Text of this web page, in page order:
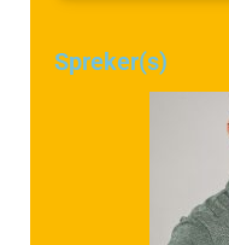
Spreker(s)